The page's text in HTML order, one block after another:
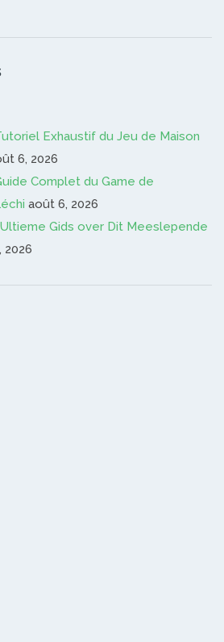
Exhaustif du Jeu de Maison
6, 2026
Complet du Game de
août 6, 2026
Gids over Dit Meeslepende
2026